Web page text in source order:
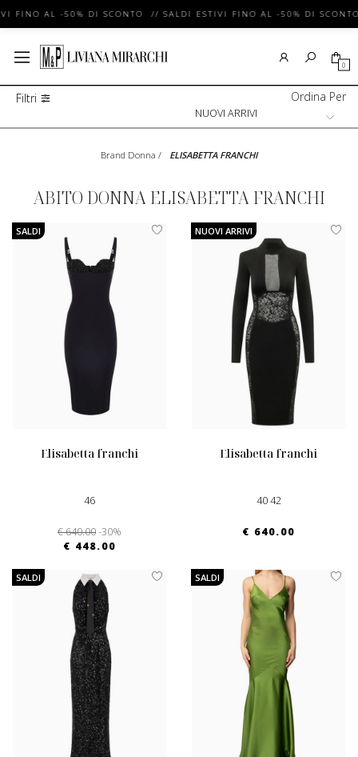
FINO AL -50% DI SCONTO // SALDI ESTIVI FINO AL -50% DI
0
Filtri Ordina Per
Brand Donna / ELISABETTA FRANCHI
ABITO DONNA ELISABETTA FRANCHI
SALDI
elisabetta franchi
46
€ 640.00-30%
€ 448.00
NUOVI ARRIVI
elisabetta franchi
40 42
€ 640.00
SALDI SALDI